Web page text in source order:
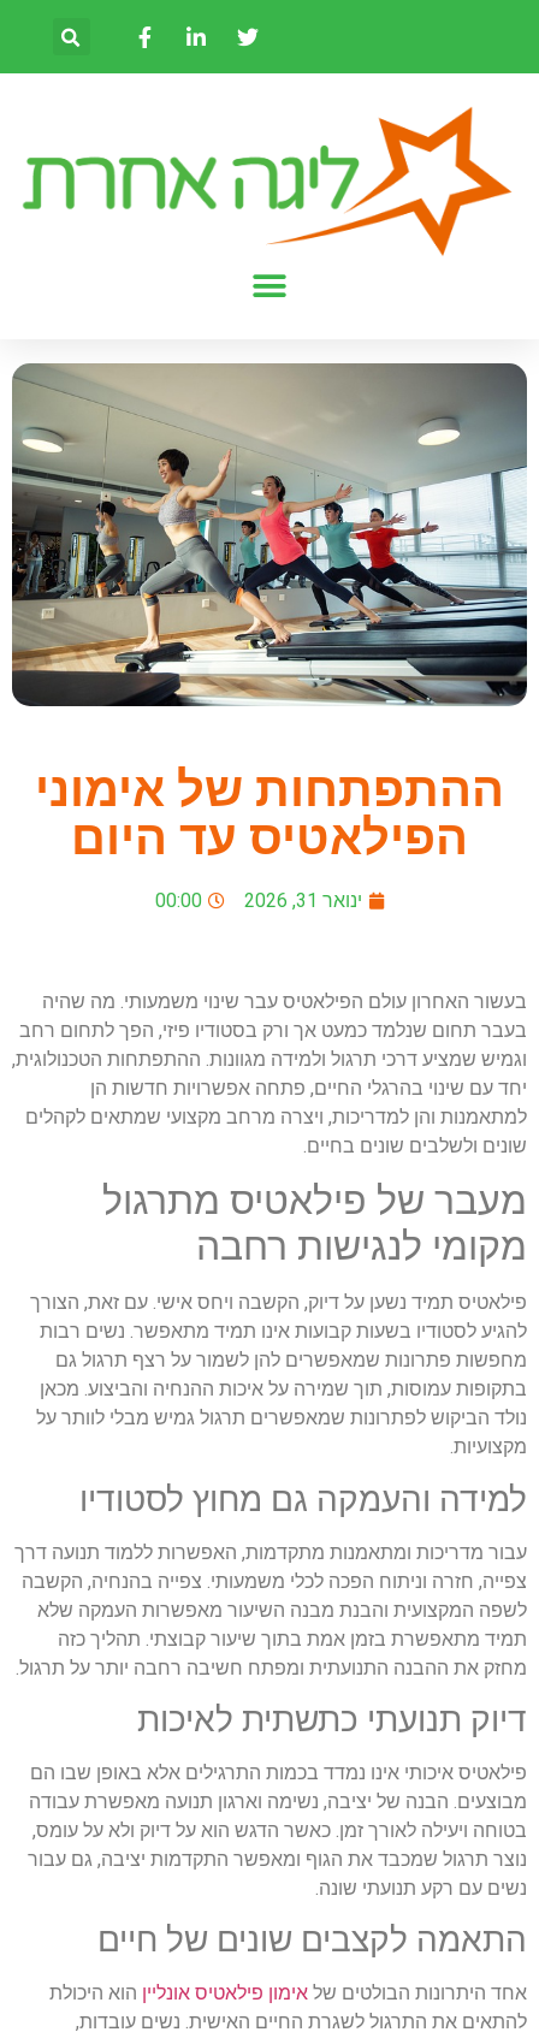
ההתפתחות של אימוני
הפילאטיס עד היום
ינואר 31, 2026 00:00
בעשור האחרון עולם הפילאטיס עבר שינוי משמעותי. מה שהיה
בעבר תחום שנלמד כמעט אך ורק בסטודיו פיזי, הפך לתחום רחב
וגמיש שמציע דרכי תרגול ולמידה מגוונות. ההתפתחות הטכנולוגית,
יחד עם שינוי בהרגלי החיים, פתחה אפשרויות חדשות הן
למתאמנות והן למדריכות, ויצרה מרחב מקצועי שמתאים לקהלים
שונים ולשלבים שונים בחיים.
מעבר של פילאטיס מתרגול
מקומי לנגישות רחבה
פילאטיס תמיד נשען על דיוק, הקשבה ויחס אישי. עם זאת, הצורך
להגיע לסטודיו בשעות קבועות אינו תמיד מתאפשר. נשים רבות
מחפשות פתרונות שמאפשרים להן לשמור על רצף תרגול גם
בתקופות עמוסות, תוך שמירה על איכות ההנחיה והביצוע. מכאן
נולד הביקוש לפתרונות שמאפשרים תרגול גמיש מבלי לוותר על
מקצועיות.
למידה והעמקה גם מחוץ לסטודיו
עבור מדריכות ומתאמנות מתקדמות, האפשרות ללמוד תנועה דרך
צפייה, חזרה וניתוח הפכה לכלי משמעותי. צפייה בהנחיה, הקשבה
לשפה המקצועית והבנת מבנה השיעור מאפשרות העמקה שלא
תמיד מתאפשרת בזמן אמת בתוך שיעור קבוצתי. תהליך כזה
מחזק את ההבנה התנועתית ומפתח חשיבה רחבה יותר על תרגול
דיוק תנועתי כתשתית לאיכות
פילאטיס איכותי אינו נמדד בכמות התרגילים אלא באופן שבו הם
מבוצעים. הבנה של יציבה, נשימה וארגון תנועה מאפשרת עבודה
בטוחה ויעילה לאורך זמן. כאשר הדגש הוא על דיוק ולא על עומס,
נוצר תרגול שמכבד את הגוף ומאפשר התקדמות יציבה, גם עבור
נשים עם רקע תנועתי שונה.
התאמה לקצבים שונים של חיים
אחד היתרונות הבולטים של אימון פילאטיס אונליין הוא היכולת
להתאים את התרגול לשגרת החיים האישית. נשים עובדות,